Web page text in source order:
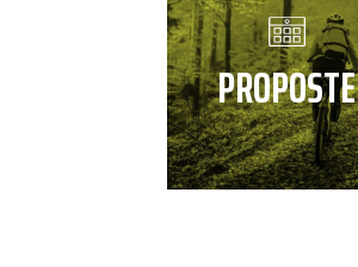
PROPOSTE